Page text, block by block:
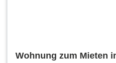
Wohnung zum Mieten